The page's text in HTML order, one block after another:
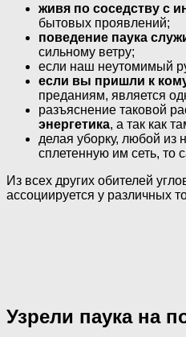
живя по соседству с
бытовых проявлений;
поведение паука
сильному ветру;
если наш неутомимый
если вы пришли к
преданиям, является
разъяснение таковой
энергетика, а так как
делая уборку, любой из
сплетенную им сеть, то
Из всех других обителей
ассоциируется у различных
Узрели паука на